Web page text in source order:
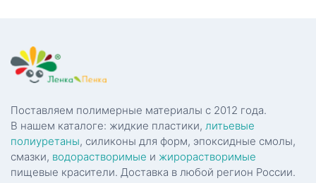
Поставляем полимерные материалы с 2012 года.
В нашем каталоге: жидкие пластики, литьевые
полиуретаны, силиконы для форм, эпоксидные смолы,
смазки, водорастворимые и жирорастворимые
пищевые красители. Доставка в любой регион России.